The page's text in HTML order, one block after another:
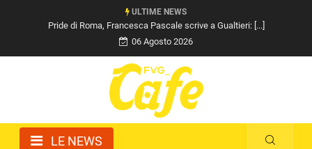
ULTIME NEWS
Pride di Roma, Francesca Pascale scrive a Gualtieri: [...]
06 Agosto 2026
LE NEWS